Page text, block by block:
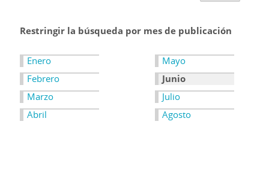
Restringir la búsqueda por mes de publicación
Enero
Febrero
Marzo
Abril
Mayo
Junio
Julio
Agosto